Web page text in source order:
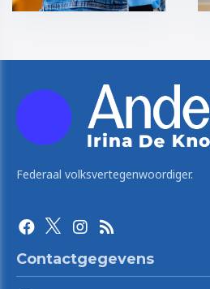
Federaal volksvertegenwoordiger.
Contactgegevens